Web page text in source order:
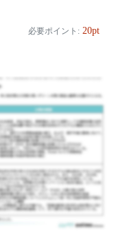
必要ポイント: 20pt